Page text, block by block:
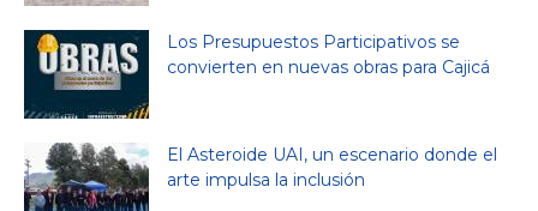
Los Presupuestos Participativos se
convierten en nuevas obras para Cajicá
El Asteroide UAI, un escenario donde el
arte impulsa la inclusión